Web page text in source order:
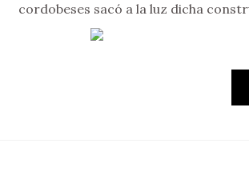
cordobeses sacó a la luz dicha